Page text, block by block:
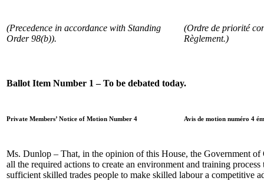
(Precedence in accordance with Standing
Order 98(b)).
(Ordre de priorité
Règlement.)
Ballot Item Number 1 – To be debated today.
Private Members’ Notice of Motion Number 4 Avis de motion numéro 4
Ms. Dunlop – That, in the opinion of this House, the Government
all the required actions to create an environment and training
sufficient skilled trades people to make skilled labour a competitive